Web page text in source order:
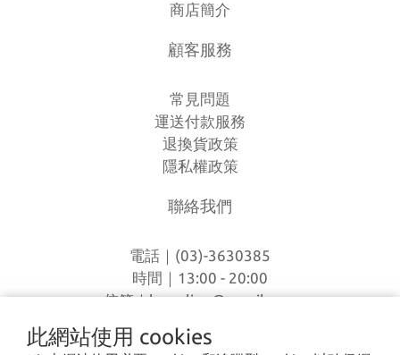
此網站使用 cookies
商店簡介
顧客服務
常見問題
運送付款服務
退換貨政策
隱私權政策
聯絡我們
電話｜(03)-3630385
時間｜13:00 - 20:00
信箱｜loverlien@gmail.com
地址｜桃園市八德區和平路1168巷7號